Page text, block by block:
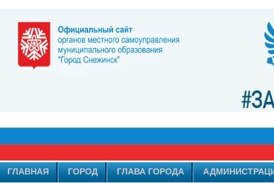
ГЛАВНАЯ ГОРОД ГЛАВА ГОРОДА